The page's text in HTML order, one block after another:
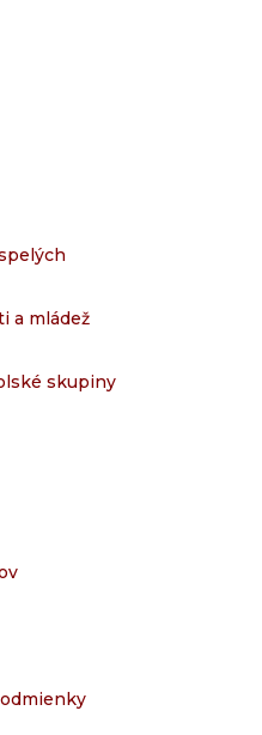
a mládež
skupiny